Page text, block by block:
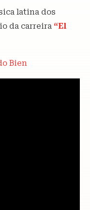
latina dos
da carreira “El
Bien